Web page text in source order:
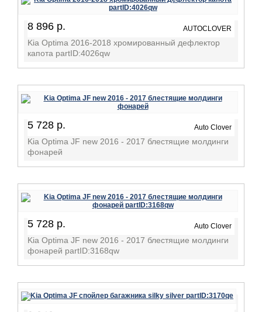
8 896 р. AUTOCLOVER
Kia Optima 2016-2018 хромированный дефлектор
капота partID:4026qw
5 728 р. Auto Clover
Kia Optima JF new 2016 - 2017 блестящие молдинги
фонарей
5 728 р. Auto Clover
Kia Optima JF new 2016 - 2017 блестящие молдинги
фонарей partID:3168qw